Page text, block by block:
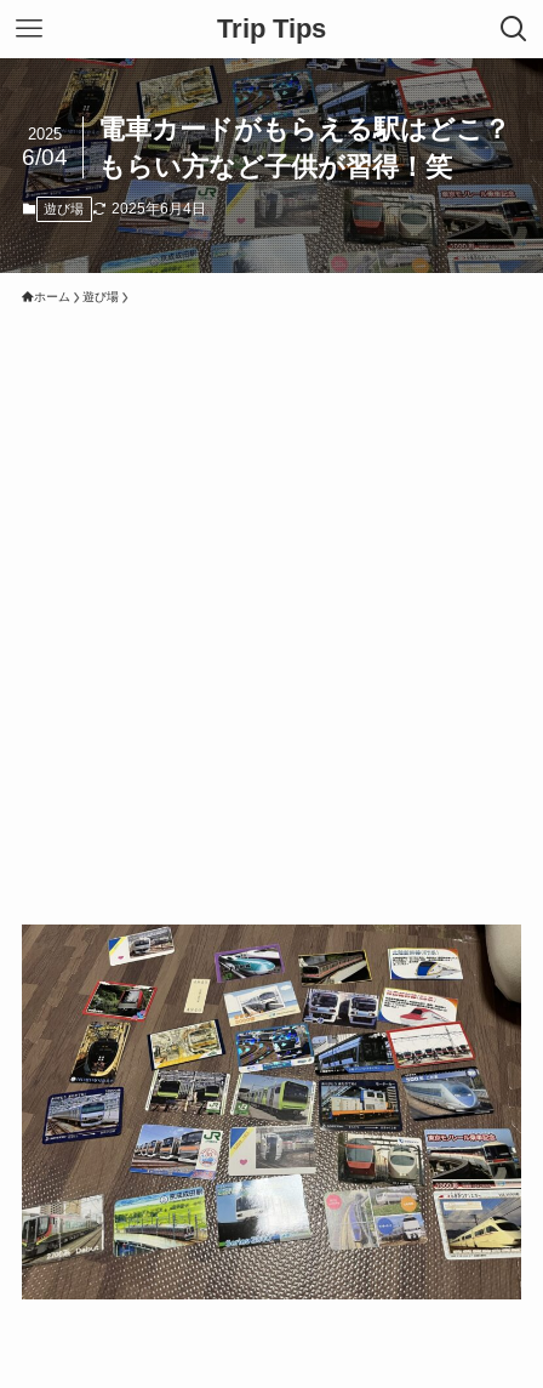
Trip Tips
電車カードがもらえる駅はどこ？
もらい方など子供が習得！笑
2025
6/04
遊び場 2025年6月4日
ホーム 遊び場